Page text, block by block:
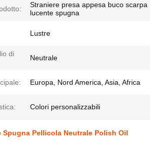
Straniere presa appesa buco scarpa
lucente spugna
Lustre
di
Neutrale
Europa, Nord America, Asia, Africa
Colori personalizzabili
Spugna Pellicola Neutrale Polish Oil